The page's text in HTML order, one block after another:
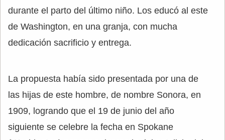
durante el parto del último niño. Los educó al este
de Washington, en una granja, con mucha
dedicación sacrificio y entrega.
La propuesta había sido presentada por una de
las hijas de este hombre, de nombre Sonora, en
1909, logrando que el 19 de junio del año
siguiente se celebre la fecha en Spokane